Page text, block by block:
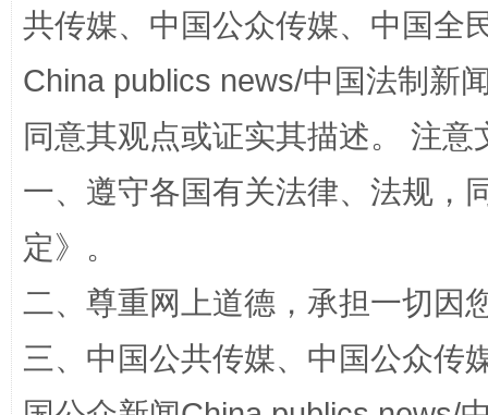
扯下公款旅游的“隐身衣” 如何以
共传媒、中国公众传媒、中国全
China publics news/中国法制新
同意其观点或证实其描述。 注
一、遵守各国有关法律、法规，
定》。
二、尊重网上道德，承担一切因
三、中国公共传媒、中国公众传